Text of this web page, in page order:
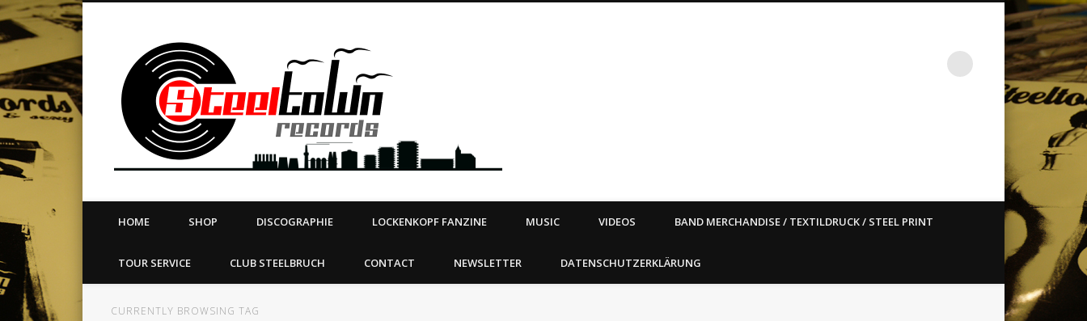
Steeltown Records – East ain`t dead so straight
LABEL | MERCH | PRINT | DIY | FANZINE | TOURSERVICE | BOOKING
VimeoDribble LinkedIn
HOME SHOP DISCOGRAPHIE LOCKENKOPF FANZINE MUSIC VIDEOS BAND MERCHANDISE / TEXTILDRUCK / STEEL PRINT
TOUR SERVICE CLUB STEELBRUCH CONTACT NEWSLETTER DATENSCHUTZERKLÄRUNG
CURRENTLY BROWSING TAG